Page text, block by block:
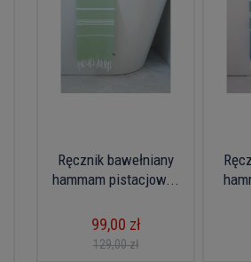
Ręcznik bawełniany
hammam pistacjow...
99,00 zł
129,00 zł